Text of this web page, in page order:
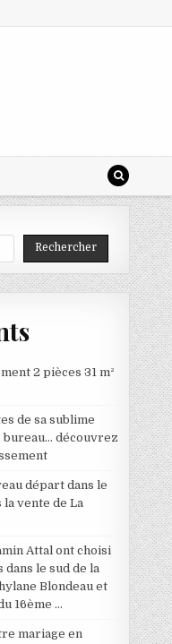
Rechercher
2 pièces 31 m²
de sa sublime
bureau… découvrez
départ dans le
vente de La
Attal ont choisi
le sud de la
Blondeau et
16ème …
mariage en